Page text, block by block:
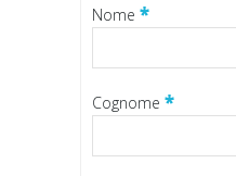
Nome *
Cognome *